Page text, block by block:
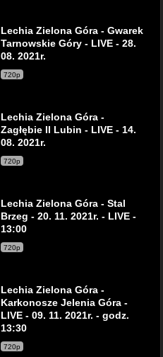
Lechia Zielona Góra - Gwarek
Tarnowskie Góry - LIVE - 28.
08. 2021r.
720p
Lechia Zielona Góra -
Zagłębie II Lubin - LIVE - 14.
08. 2021r.
720p
Lechia Zielona Góra - Stal
Brzeg - 20. 11. 2021r. - LIVE -
13:00
720p
Lechia Zielona Góra -
Karkonosze Jelenia Góra -
LIVE - 09. 11. 2021r. - godz.
13:30
720p